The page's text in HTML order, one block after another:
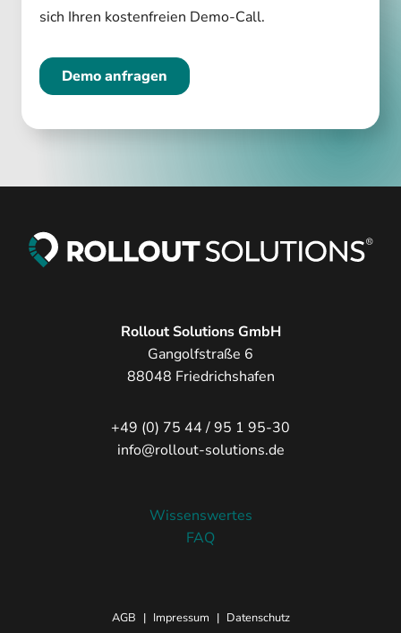
sich Ihren kostenfreien Demo-Call.
Demo anfragen
Rollout Solutions GmbH
Gangolfstraße 6
88048 Friedrichshafen
+49 (0) 75 44 / 95 1 95-30
info@rollout-solutions.de
Wissenswertes
FAQ
AGB | Impressum | Datenschutz